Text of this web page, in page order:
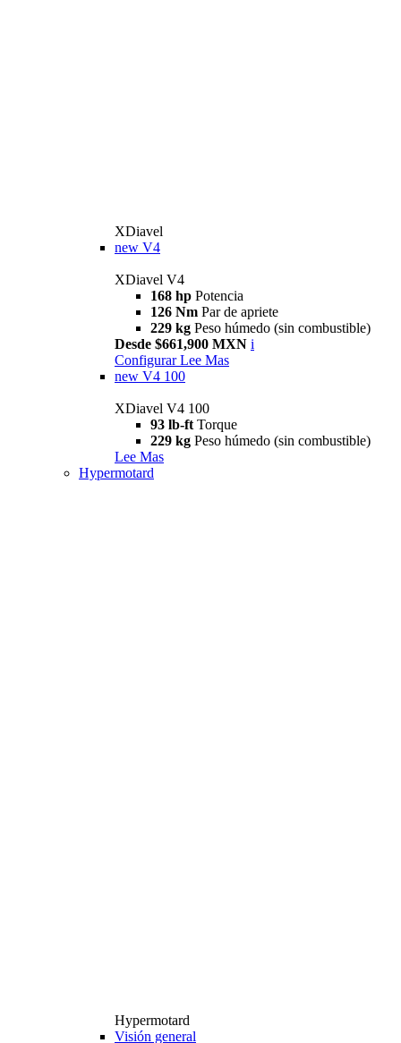
XDiavel
new V4
XDiavel V4
168 hp Potencia
126 Nm Par de apriete
229 kg Peso húmedo (sin combustible)
Desde $661,900 MXN i
Configurar Lee Mas
new V4 100
XDiavel V4 100
93 lb-ft Torque
229 kg Peso húmedo (sin combustible)
Lee Mas
Hypermotard
Hypermotard
Visión general